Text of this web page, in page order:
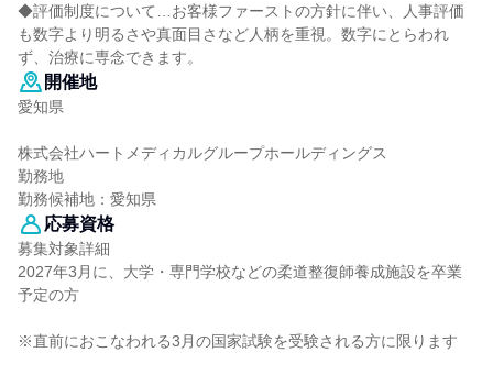
◆評価制度について…お客様ファーストの方針に伴い、人事評価
も数字より明るさや真面目さなど人柄を重視。数字にとらわれ
ず、治療に専念できます。
開催地
愛知県
株式会社ハートメディカルグループホールディングス
勤務地
勤務候補地：愛知県
応募資格
募集対象詳細
2027年3月に、大学・専門学校などの柔道整復師養成施設を卒業
予定の方
※直前におこなわれる3月の国家試験を受験される方に限ります